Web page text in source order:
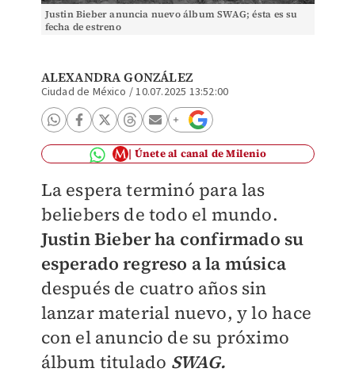
Justin Bieber anuncia nuevo álbum SWAG; ésta es su
fecha de estreno
ALEXANDRA GONZÁLEZ
Ciudad de México /10.07.2025 13:52:00
Únete al canal de Milenio
La espera terminó para las
beliebers de todo el mundo.
Justin Bieber ha confirmado su
esperado regreso a la música
después de cuatro años sin
lanzar material nuevo, y lo hace
con el anuncio de su próximo
álbum titulado SWAG.